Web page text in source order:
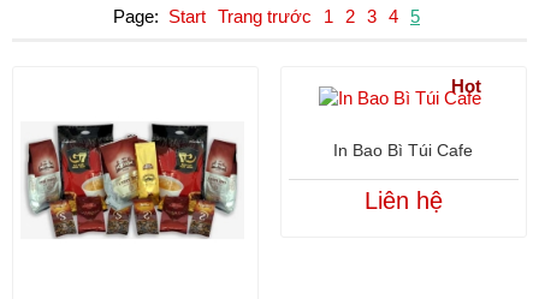
Page: Start Trang trước 1 2 3 4 5
Hot
In Bao Bì Túi Cafe
Liên hệ